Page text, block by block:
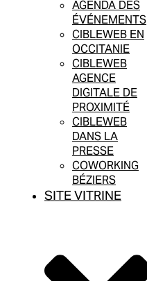
AGENDA DES
ÉVÉNEMENTS
CIBLEWEB EN
OCCITANIE
CIBLEWEB
AGENCE
DIGITALE DE
PROXIMITÉ
CIBLEWEB
DANS LA
PRESSE
COWORKING
BÉZIERS
SITE VITRINE